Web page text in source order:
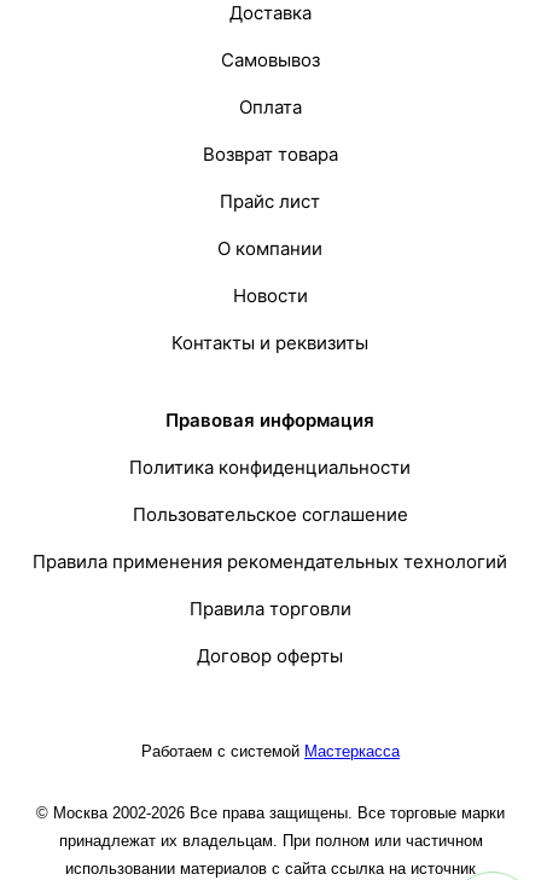
Доставка
Самовывоз
Оплата
Возврат товара
Прайс лист
О компании
Новости
Контакты и реквизиты
Правовая информация
Политика конфиденциальности
Пользовательское соглашение
Правила применения рекомендательных технологий
Правила торговли
Договор оферты
Работаем с системой Мастеркасса
© Москва 2002-2026 Все права защищены. Все торговые марки
принадлежат их владельцам. При полном или частичном
использовании материалов с сайта ссылка на источник